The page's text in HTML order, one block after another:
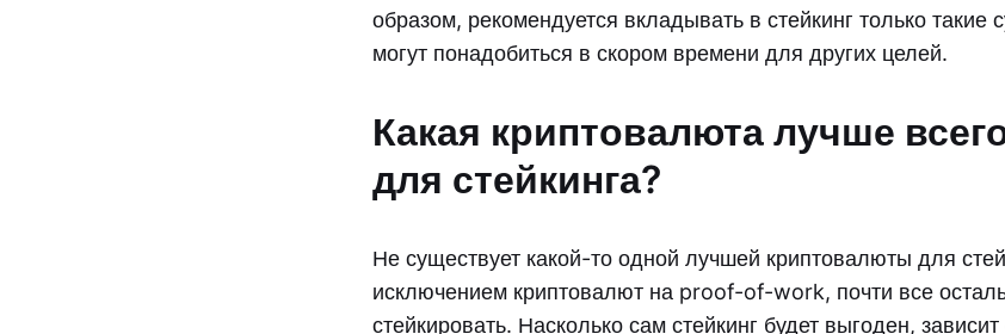
образом, рекомендуется вкладывать в стейкинг только такие
могут понадобиться в скором времени для других целей.
Какая криптовалюта лучше
для стейкинга?
Не существует какой-то одной лучшей криптовалюты для
исключением криптовалют на proof-of-work, почти все
стейкировать. Насколько сам стейкинг будет выгоден,